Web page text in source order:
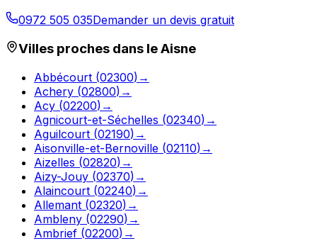
0972 505 035Demander un devis gratuit
Villes proches dans leAisne
Abbécourt (02300) →
Achery (02800) →
Acy (02200) →
Agnicourt-et-Séchelles (02340) →
Aguilcourt (02190) →
Aisonville-et-Bernoville (02110) →
Aizelles (02820) →
Aizy-Jouy (02370) →
Alaincourt (02240) →
Allemant (02320) →
Ambleny (02290) →
Ambrief (02200) →